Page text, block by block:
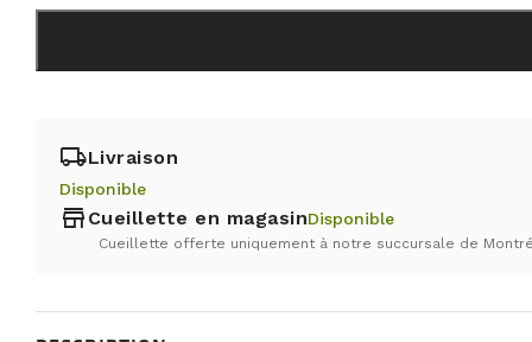
local_shippingLivraison
Disponible
store Cueillette en magasinDisponible
Cueillette offerte uniquement à notre succursale de